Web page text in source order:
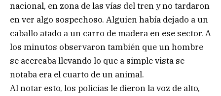
nacional, en zona de las vías del tren y no tardaron
en ver algo sospechoso. Alguien había dejado a un
caballo atado a un carro de madera en ese sector. A
los minutos observaron también que un hombre
se acercaba llevando lo que a simple vista se
notaba era el cuarto de un animal.
Al notar esto, los policías le dieron la voz de alto,